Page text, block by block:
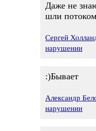
Даже не
шли
Сергей
нарушении
:)Бывает
Александр
нарушении